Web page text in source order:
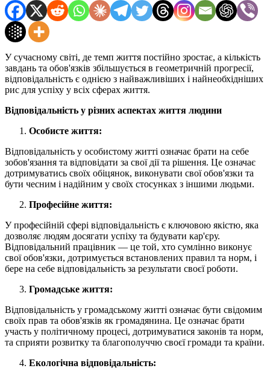
У сучасному світі, де темп життя постійно зростає, а кількість
завдань та обов'язків збільшується в геометричній прогресії,
відповідальність є однією з найважливіших і найнеобхідніших
рис для успіху у всіх сферах життя.
Відповідальність у різних аспектах життя людини
Особисте життя:
Відповідальність у особистому житті означає брати на себе
зобов'язання та відповідати за свої дії та рішення. Це означає
дотримуватись своїх обіцянок, виконувати свої обов'язки та
бути чесним і надійним у своїх стосунках з іншими людьми.
Професійне життя:
У професійній сфері відповідальність є ключовою якістю, яка
дозволяє людям досягати успіху та будувати кар'єру.
Відповідальний працівник — це той, хто сумлінно виконує
свої обов'язки, дотримується встановлених правил та норм, і
бере на себе відповідальність за результати своєї роботи.
Громадське життя:
Відповідальність у громадському житті означає бути свідомим
своїх прав та обов'язків як громадянина. Це означає брати
участь у політичному процесі, дотримуватися законів та норм,
та сприяти розвитку та благополуччю своєї громади та країни.
Екологічна відповідальність: